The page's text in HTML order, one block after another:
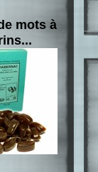
mots à